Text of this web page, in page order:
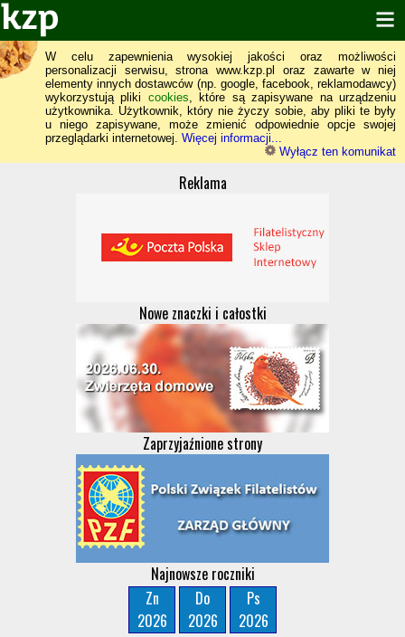
W celu zapewnienia wysokiej jakości oraz możliwości
personalizacji serwisu, strona www.kzp.pl oraz zawarte w niej
elementy innych dostawców (np. google, facebook, reklamodawcy)
wykorzystują pliki cookies, które są zapisywane na urządzeniu
użytkownika. Użytkownik, który nie życzy sobie, aby pliki te były
u niego zapisywane, może zmienić odpowiednie opcje swojej
przeglądarki internetowej. Więcej informacji...
Wyłącz ten komunikat
Reklama
Nowe znaczki i całostki
Zaprzyjaźnione strony
Najnowsze roczniki
Zn
2026
Do
2026
Ps
2026